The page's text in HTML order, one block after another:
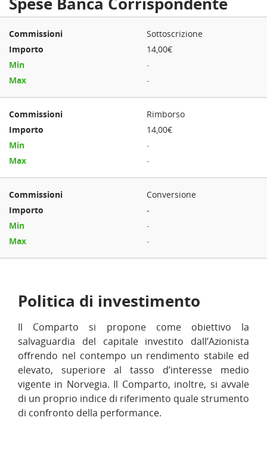
Sottoscrizione
14,00€
-
-
Rimborso
14,00€
-
-
Conversione
-
-
-
Politica di investimento
Il Comparto si propone come obiettivo la
salvaguardia del capitale investito dall’Azionista
offrendo nel contempo un rendimento stabile ed
elevato, superiore al tasso d’interesse medio
vigente in Norvegia. Il Comparto, inoltre, si avvale
di un proprio indice di riferimento quale strumento
di confronto della performance.